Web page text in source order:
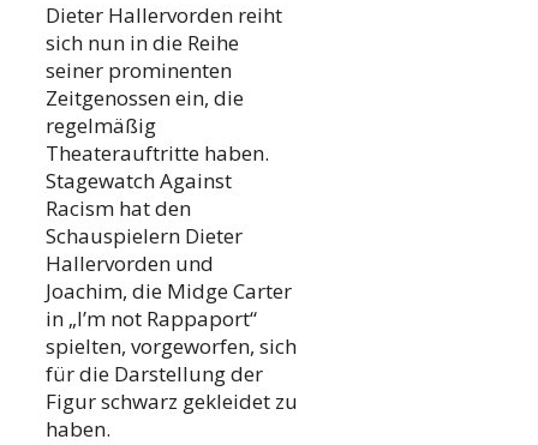
Dieter Hallervorden reiht
sich nun in die Reihe
seiner prominenten
Zeitgenossen ein, die
regelmäßig
Theaterauftritte haben.
Stagewatch Against
Racism hat den
Schauspielern Dieter
Hallervorden und
Joachim, die Midge Carter
in „I’m not Rappaport“
spielten, vorgeworfen, sich
für die Darstellung der
Figur schwarz gekleidet zu
haben.